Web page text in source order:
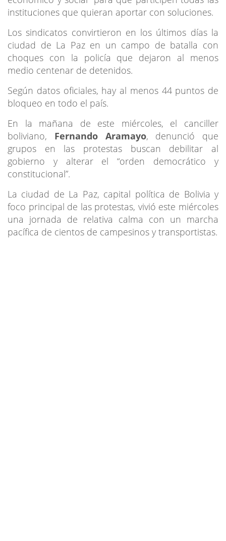
instituciones que quieran aportar con soluciones.
Los sindicatos convirtieron en los últimos días la
ciudad de La Paz en un campo de batalla con
choques con la policía que dejaron al menos
medio centenar de detenidos.
Según datos oficiales, hay al menos 44 puntos de
bloqueo en todo el país.
En la mañana de este miércoles, el canciller
boliviano, Fernando Aramayo, denunció que
grupos en las protestas buscan debilitar al
gobierno y alterar el “orden democrático y
constitucional”.
La ciudad de La Paz, capital política de Bolivia y
foco principal de las protestas, vivió este miércoles
una jornada de relativa calma con un marcha
pacífica de cientos de campesinos y transportistas.